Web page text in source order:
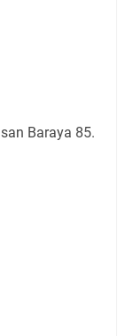
Baraya 85.